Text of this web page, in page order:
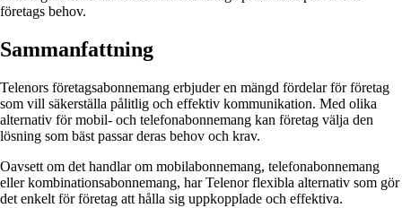
företags behov.
Sammanfattning
Telenors företagsabonnemang erbjuder en mängd fördelar för företag
som vill säkerställa pålitlig och effektiv kommunikation. Med olika
alternativ för mobil- och telefonabonnemang kan företag välja den
lösning som bäst passar deras behov och krav.
Oavsett om det handlar om mobilabonnemang, telefonabonnemang
eller kombinationsabonnemang, har Telenor flexibla alternativ som gör
det enkelt för företag att hålla sig uppkopplade och effektiva.